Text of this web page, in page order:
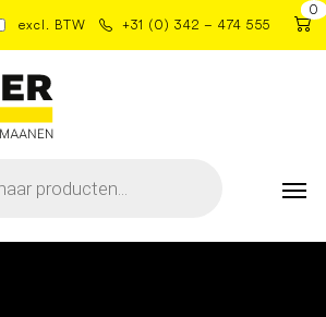
excl. BTW +31 (0) 342 – 474 555
0